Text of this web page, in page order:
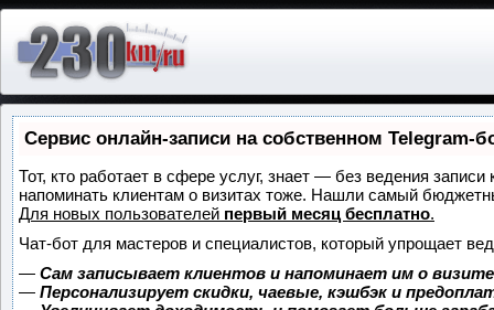
Сервис онлайн-записи на собственном Telegram-
Тот, кто работает в сфере услуг, знает — без ведения
напоминать клиентам о визитах тоже. Нашли самый
Для новых пользователей первый месяц бесплатно.
Чат-бот для мастеров и специалистов, который упрощает
— Сам записывает клиентов и напоминает им о
— Персонализирует скидки, чаевые, кэшбэк и